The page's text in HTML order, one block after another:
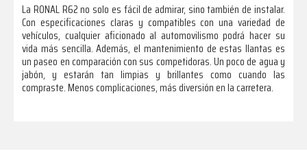
La RONAL R62 no solo es fácil de admirar, sino también de instalar.
Con especificaciones claras y compatibles con una variedad de
vehículos, cualquier aficionado al automovilismo podrá hacer su
vida más sencilla. Además, el mantenimiento de estas llantas es
un paseo en comparación con sus competidoras. Un poco de agua y
jabón, y estarán tan limpias y brillantes como cuando las
compraste. Menos complicaciones, más diversión en la carretera.